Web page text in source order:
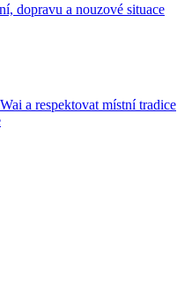
dopravu a nouzové situace
a respektovat místní tradice